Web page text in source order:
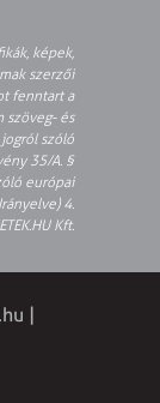
képek,
szerzői
fenntart a
szöveg- és
szóló
35/A. §
európai
4.
Kft.